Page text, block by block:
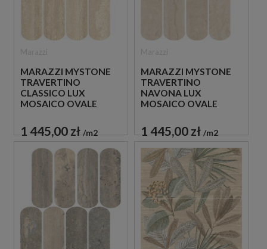
MARAZZI MYSTONE
TRAVERTINO
CLASSICO LUX
MOSAICO OVALE
MOZAIKA
TRAWERTYNOWA
1 445,00 zł m2
MARAZZI MYSTONE
TRAVERTINO
NAVONA LUX
MOSAICO OVALE
MOZAIKA
TRAWERTYNOWA
1 445,00 zł m2